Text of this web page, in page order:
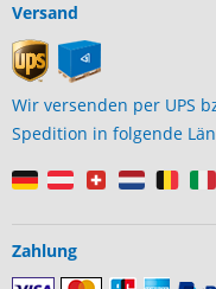
Versand
Wir versenden per UPS
Spedition in folgende
Zahlung